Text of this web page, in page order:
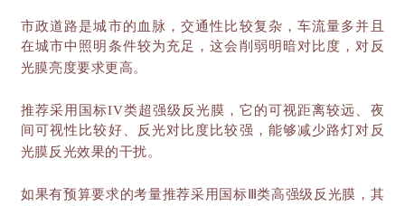
市政道路是城市的血脉，交通性比较复杂，车流量多并且
在城市中照明条件较为充足，这会削弱明暗对比度，对反
光膜亮度要求更高。
推荐采用国标IV类超强级反光膜，它的可视距离较远、夜
间可视性比较好、反光对比度比较强，能够减少路灯对反
光膜反光效果的干扰。
如果有预算要求的考量推荐采用国标 Ⅲ类高强级反光膜，其